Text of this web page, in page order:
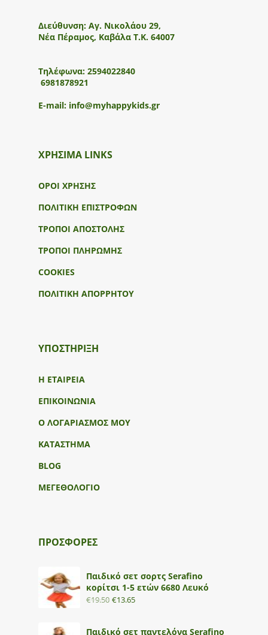
Διεύθυνση: Αγ. Νικολάου 29,
Νέα Πέραμος, Καβάλα Τ.Κ. 64007
Τηλέφωνα: 2594022840
6981878921
E-mail: info@myhappykids.gr
ΧΡΗΣΙΜΑ LINKS
ΟΡΟΙ ΧΡΗΣΗΣ
ΠΟΛΙΤΙΚΗ ΕΠΙΣΤΡΟΦΩΝ
ΤΡΟΠΟΙ ΑΠΟΣΤΟΛΗΣ
ΤΡΟΠΟΙ ΠΛΗΡΩΜΗΣ
COOKIES
ΠΟΛΙΤΙΚΗ ΑΠΟΡΡΗΤΟΥ
ΥΠΟΣΤΉΡΙΞΗ
Η ΕΤΑΙΡΕΙΑ
ΕΠΙΚΟΙΝΩΝΙΑ
Ο ΛΟΓΑΡΙΑΣΜΟΣ ΜΟΥ
ΚΑΤΑΣΤΗΜΑ
BLOG
ΜΕΓΕΘΟΛΟΓΙΟ
ΠΡΟΣΦΟΡΕΣ
Παιδικό σετ σορτς Serafino
κορίτσι 1-5 ετών 6680 Λευκό
€19.50 €13.65
Παιδικό σετ παντελόνα Serafino